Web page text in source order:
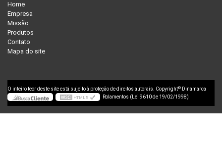
Home
Empresa
Missão
Produtos
Contato
Mapa do site
O inteiro teor deste site está sujeito à proteção de direitos autorais. Copyright© Dinamarca
Rolamentos (Lei 9610 de 19/02/1998)